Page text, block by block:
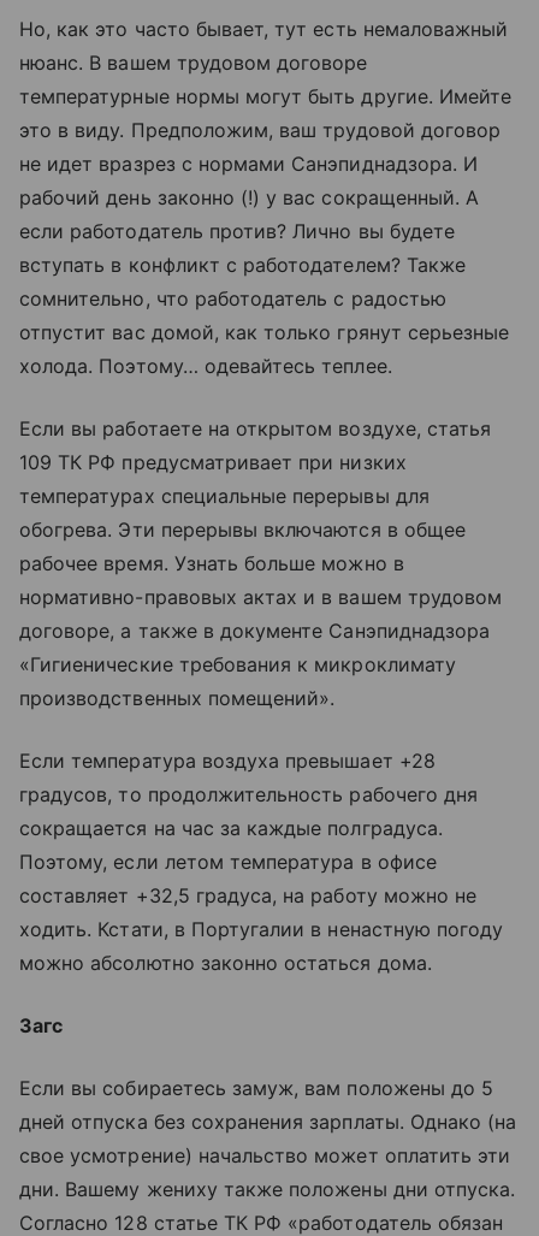
Но, как это часто бывает, тут есть немаловажный
нюанс. В вашем трудовом договоре
температурные нормы могут быть другие. Имейте
это в виду. Предположим, ваш трудовой договор
не идет вразрез с нормами Санэпиднадзора. И
рабочий день законно (!) у вас сокращенный. А
если работодатель против? Лично вы будете
вступать в конфликт с работодателем? Также
сомнительно, что работодатель с радостью
отпустит вас домой, как только грянут серьезные
холода. Поэтому… одевайтесь теплее.
Если вы работаете на открытом воздухе, статья
109 ТК РФ предусматривает при низких
температурах специальные перерывы для
обогрева. Эти перерывы включаются в общее
рабочее время. Узнать больше можно в
нормативно-правовых актах и в вашем трудовом
договоре, а также в документе Санэпиднадзора
«Гигиенические требования к микроклимату
производственных помещений».
Если температура воздуха превышает +28
градусов, то продолжительность рабочего дня
сокращается на час за каждые полградуса.
Поэтому, если летом температура в офисе
составляет +32,5 градуса, на работу можно не
ходить. Кстати, в Португалии в ненастную погоду
можно абсолютно законно остаться дома.
Загс
Если вы собираетесь замуж, вам положены до 5
дней отпуска без сохранения зарплаты. Однако (на
свое усмотрение) начальство может оплатить эти
дни. Вашему жениху также положены дни отпуска.
Согласно 128 статье ТК РФ «работодатель обязан